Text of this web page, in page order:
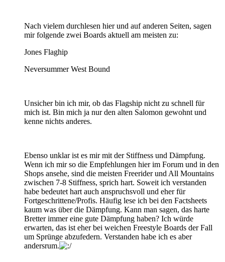
Nach vielem durchlesen hier und auf anderen Seiten, sagen
mir folgende zwei Boards aktuell am meisten zu:
Jones Flaghip
Neversummer West Bound
Unsicher bin ich mir, ob das Flagship nicht zu schnell für
mich ist. Bin mich ja nur den alten Salomon gewohnt und
kenne nichts anderes.
Ebenso unklar ist es mir mit der Stiffness und Dämpfung.
Wenn ich mir so die Empfehlungen hier im Forum und in den
Shops ansehe, sind die meisten Freerider und All Mountains
zwischen 7-8 Stiffness, sprich hart. Soweit ich verstanden
habe bedeutet hart auch anspruchsvoll und eher für
Fortgeschrittene/Profis. Häufig lese ich bei den Factsheets
kaum was über die Dämpfung. Kann man sagen, das harte
Bretter immer eine gute Dämpfung haben? Ich würde
erwarten, das ist eher bei weichen Freestyle Boards der Fall
um Sprünge abzufedern. Verstanden habe ich es aber
andersrum.